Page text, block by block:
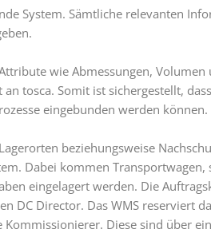
System. Sämtliche relevanten
wie Abmessungen, Volumen
tosca. Somit ist sichergestellt,
eingebunden werden können.
beziehungsweise
Dabei kommen Transportwagen,
eingelagert werden. Die
DC Director. Das WMS reserviert
Diese sind über